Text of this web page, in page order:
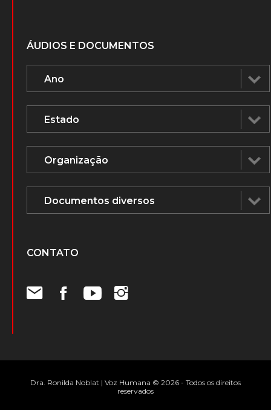
ÁUDIOS E DOCUMENTOS
CONTATO
Dra. Ronilda Noblat | Voz Humana © 2026 - Todos os direitos
reservados